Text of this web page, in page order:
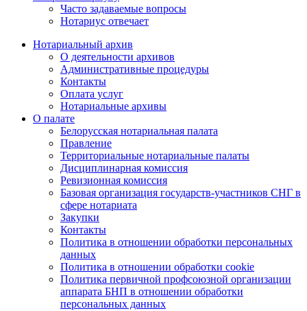
Часто задаваемые вопросы
Нотариус отвечает
Нотариальный архив
О деятельности архивов
Административные процедуры
Контакты
Оплата услуг
Нотариальные архивы
О палате
Белорусская нотариальная палата
Правление
Территориальные нотариальные палаты
Дисциплинарная комиссия
Ревизионная комиссия
Базовая организация государств-участников СНГ в
сфере нотариата
Закупки
Контакты
Политика в отношении обработки персональных
данных
Политика в отношении обработки cookie
Политика первичной профсоюзной организации
аппарата БНП в отношении обработки
персональных данных